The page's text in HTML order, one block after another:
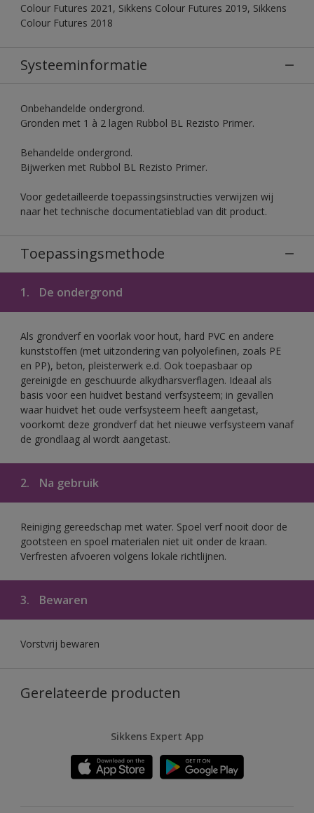
Colour Futures 2021, Sikkens Colour Futures 2019, Sikkens
Colour Futures 2018
Systeeminformatie
Onbehandelde ondergrond.
Gronden met 1 à 2 lagen Rubbol BL Rezisto Primer.
Behandelde ondergrond.
Bijwerken met Rubbol BL Rezisto Primer.
Voor gedetailleerde toepassingsinstructies verwijzen wij
naar het technische documentatieblad van dit product.
Toepassingsmethode
1. De ondergrond
Als grondverf en voorlak voor hout, hard PVC en andere
kunststoffen (met uitzondering van polyolefinen, zoals PE
en PP), beton, pleisterwerk e.d. Ook toepasbaar op
gereinigde en geschuurde alkydharsverflagen. Ideaal als
basis voor een huidvet bestand verfsysteem; in gevallen
waar huidvet het oude verfsysteem heeft aangetast,
voorkomt deze grondverf dat het nieuwe verfsysteem vanaf
de grondlaag al wordt aangetast.
2. Na gebruik
Reiniging gereedschap met water. Spoel verf nooit door de
gootsteen en spoel materialen niet uit onder de kraan.
Verfresten afvoeren volgens lokale richtlijnen.
3. Bewaren
Vorstvrij bewaren
Gerelateerde producten
Sikkens Expert App